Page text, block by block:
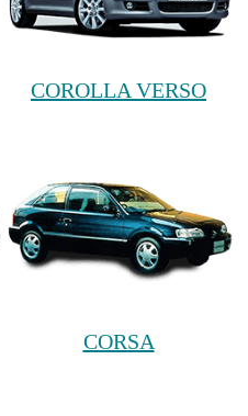
COROLLA VERSO
CORSA